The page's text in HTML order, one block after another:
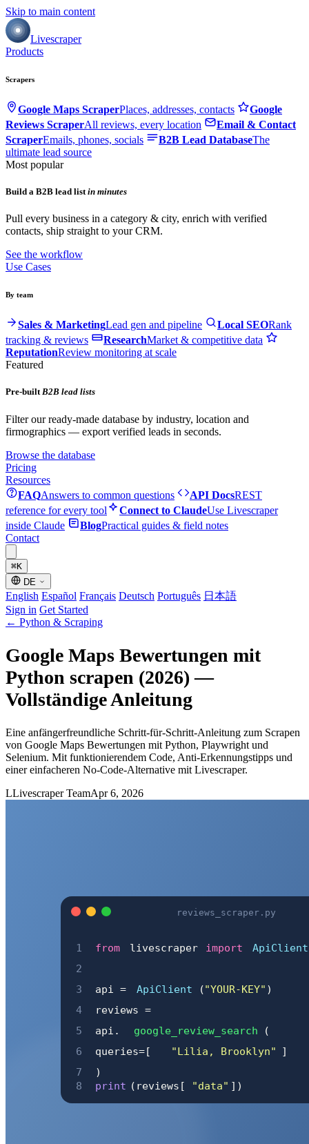
Skip to main content
Livescraper
Products
Scrapers
Google Maps ScraperPlaces, addresses, contacts
Google
Reviews ScraperAll reviews, every location
Email & Contact
ScraperEmails, phones, socials B2B Lead DatabaseThe
ultimate lead source
Most popular
Build a B2B lead listin minutes
Pull every business in a category & city, enrich with verified
contacts, ship straight to your CRM.
See the workflow
Use Cases
By team
Sales & MarketingLead gen and pipeline Local SEORank
tracking & reviews
ResearchMarket & competitive data
ReputationReview monitoring at scale
Featured
Pre-builtB2B lead lists
Filter our ready-made database by industry, location and
firmographics — export verified leads in seconds.
Browse the database
Pricing
Resources
FAQAnswers to common questions API DocsREST
reference for every tool
Connect to ClaudeUse Livescraper
inside Claude
BlogPractical guides & field notes
Contact
⌘K
DE
English Español Français Deutsch Português 日本語
Sign in Get Started
← Python & Scraping
Google Maps Bewertungen mit
Python scrapen (2026) —
Vollständige Anleitung
Eine anfängerfreundliche Schritt-für-Schritt-Anleitung zum Scrapen
von Google Maps Bewertungen mit Python, Playwright und
Selenium. Mit funktionierendem Code, Anti-Erkennungstipps und
einer einfacheren No-Code-Alternative mit Livescraper.
LLivescraper TeamApr 6, 2026